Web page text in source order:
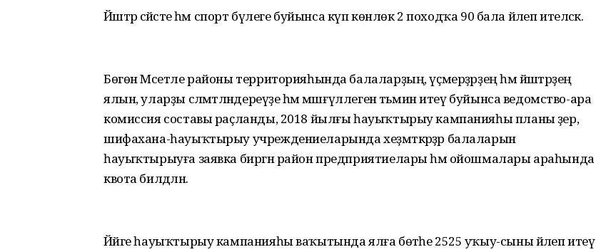
Йәштәр сәйәсәте һәм спорт бүлеге буйынса күп көнлөк 2 походҡа 90 бала йәлеп ителәсәк.
Бөгөн Мәсетле районы территорияһында балаларҙың, үҫмерҙәрҙең һәм йәштәрҙең
ялын, уларҙы сәләмәтләндереүҙе һәм мәшғүллеген тәьмин итеү буйынса ведомство-ара
комиссия составы раҫланды, 2018 йылғы һауыҡтырыу кампанияһы планы әҙер,
шифахана-һауыҡтырыу учреждениеларында хеҙмәткәрҙәр балаларын
һауыҡтырыуға заявка биргән район предприятиелары һәм ойошмалары араһында
квота билдәләнә.
Йәйге һауыҡтырыу кампанияһы ваҡытында ялға бөтәһе 2525 уҡыу-сыны йәлеп итеү